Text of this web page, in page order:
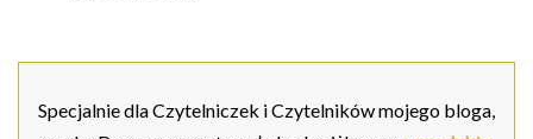
Specjalnie dla Czytelniczek i Czytelników mojego bloga,